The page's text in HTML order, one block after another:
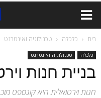
בית כלכלה טכנולוגיה ואינטרנט
כלכלה טכנולוגיה ואינטרנט
בניית חנות
חנות וירטואלית היא קונספט